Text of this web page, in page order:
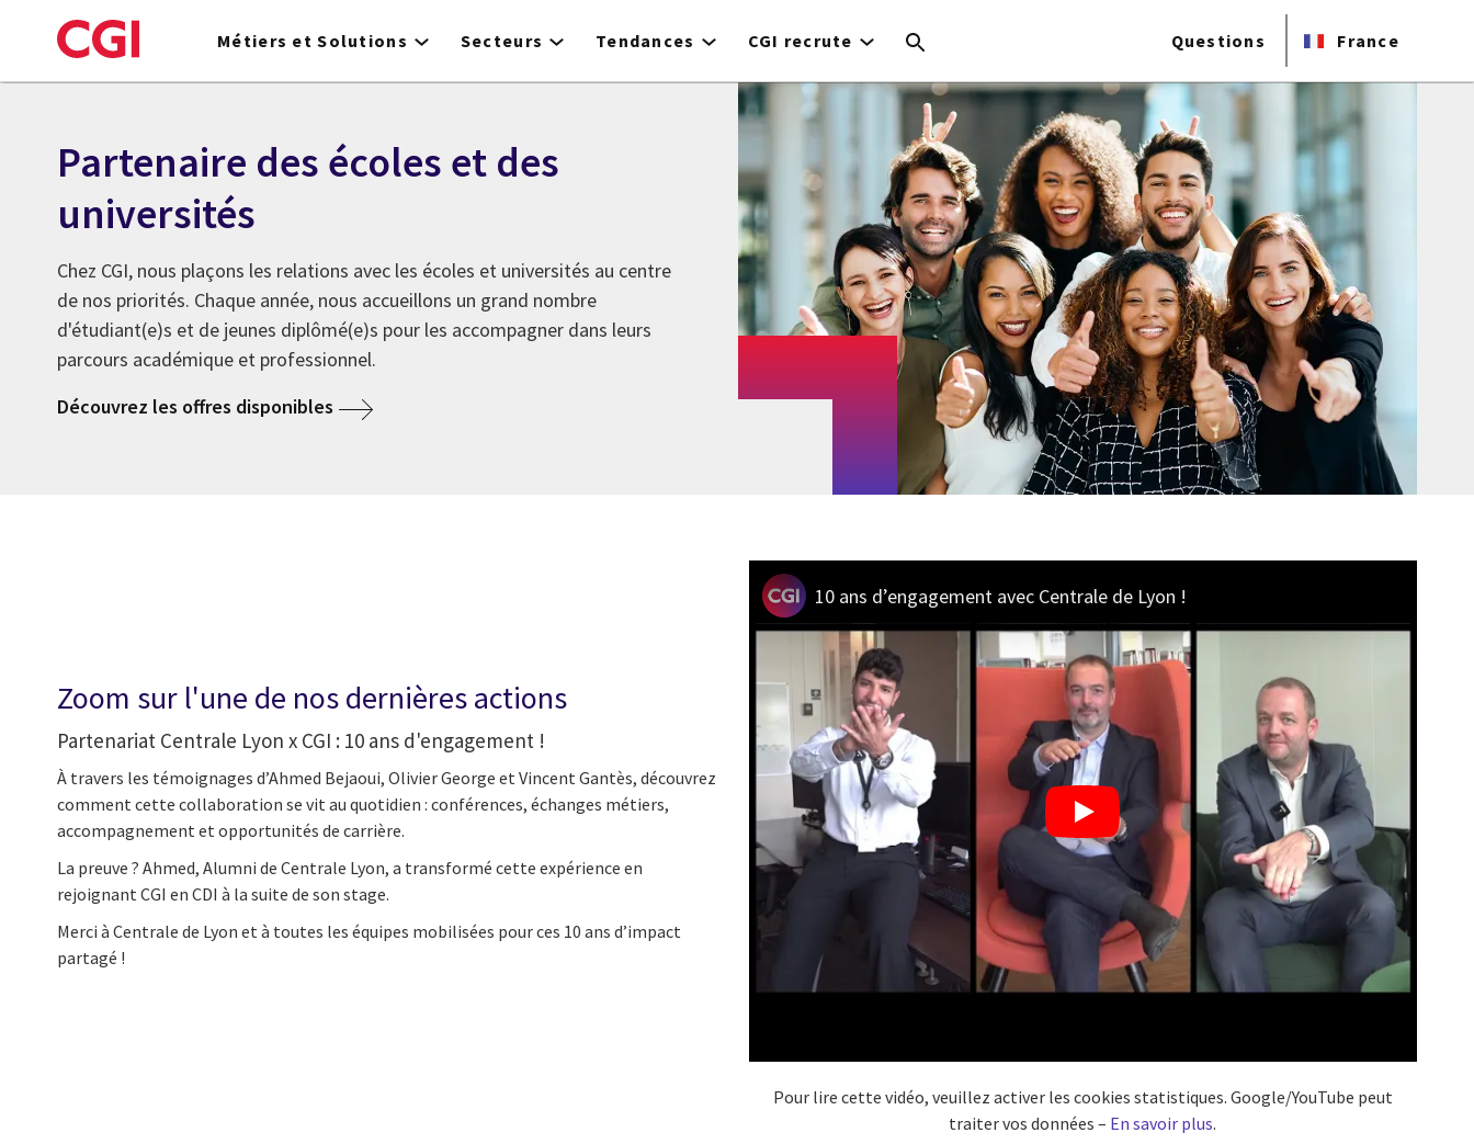
to
Métiers et Solutions Secteurs Tendances CGI recrute Questions France
Partenaire des écoles et des
universités
Chez CGI, nous plaçons les relations avec les écoles et universités au centre
de nos priorités. Chaque année, nous accueillons un grand nombre
d'étudiant(e)s et de jeunes diplômé(e)s pour les accompagner dans leurs
parcours académique et professionnel.
Découvrez les offres disponibles
Zoom sur l'une de nos dernières actions
Partenariat Centrale Lyon x CGI : 10 ans d'engagement !
À travers les témoignages d’Ahmed Bejaoui, Olivier George et Vincent Gantès, découvrez
comment cette collaboration se vit au quotidien : conférences, échanges métiers,
accompagnement et opportunités de carrière.
La preuve ? Ahmed, Alumni de Centrale Lyon, a transformé cette expérience en
rejoignant CGI en CDI à la suite de son stage.
Merci à Centrale de Lyon et à toutes les équipes mobilisées pour ces 10 ans d’impact
partagé !
10 ans d’engagement avec Centrale de Lyon !
Pour lire cette vidéo, veuillez activer les cookies statistiques. Google/YouTube peut
traiter vos données – En savoir plus.